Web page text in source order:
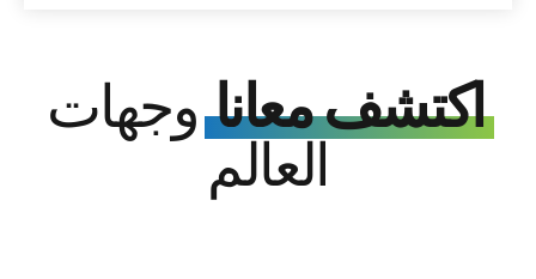
اكتشف معاناوجهات
العالم